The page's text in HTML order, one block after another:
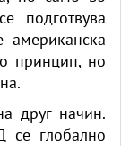
подготвува
американска
принцип, но
друг начин.
се глобално